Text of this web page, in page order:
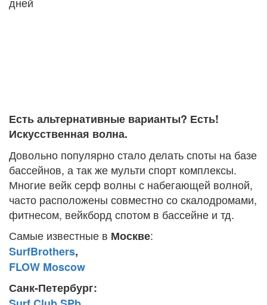
Есть альтернативные варианты? Есть!
Искусственная волна.
Довольно популярно стало делать споты на базе
бассейнов, а так же мульти спорт комплексы.
Многие вейк серф волны с набегающей волной,
часто расположены совместно со скалодромами,
фитнесом, вейкборд спотом в бассейне и тд.
Самые известные в Москве:
SurfBrothers,
FLOW Moscow
Санк-Петербург: